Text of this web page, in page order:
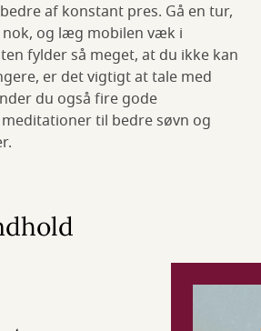
af konstant pres. Gå en tur,
og læg mobilen væk i
fylder så meget, at du ikke kan
er det vigtigt at tale med
du også fire gode
til bedre søvn og